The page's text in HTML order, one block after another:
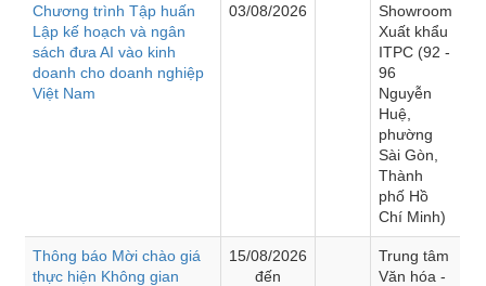
Chương trình Tập huấn
Lập kế hoạch và ngân
sách đưa AI vào kinh
doanh cho doanh nghiệp
Việt Nam
03/08/2026
Showroom
Xuất khẩu
ITPC (92 -
96
Nguyễn
Huệ,
phường
Sài Gòn,
Thành
phố Hồ
Chí Minh)
Thông báo Mời chào giá
thực hiện Không gian
15/08/2026
đến
Trung tâm
Văn hóa -